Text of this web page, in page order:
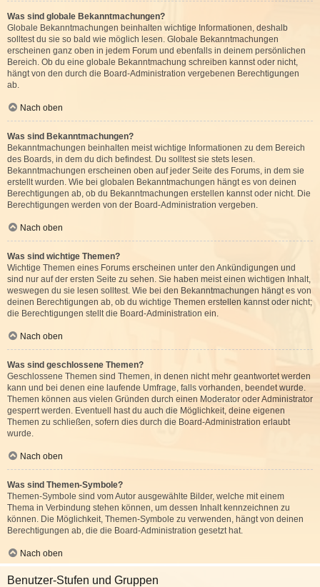
Was sind globale Bekanntmachungen?
Globale Bekanntmachungen beinhalten wichtige Informationen, deshalb
solltest du sie so bald wie möglich lesen. Globale Bekanntmachungen
erscheinen ganz oben in jedem Forum und ebenfalls in deinem persönlichen
Bereich. Ob du eine globale Bekanntmachung schreiben kannst oder nicht,
hängt von den durch die Board-Administration vergebenen Berechtigungen
ab.
Nach oben
Was sind Bekanntmachungen?
Bekanntmachungen beinhalten meist wichtige Informationen zu dem Bereich
des Boards, in dem du dich befindest. Du solltest sie stets lesen.
Bekanntmachungen erscheinen oben auf jeder Seite des Forums, in dem sie
erstellt wurden. Wie bei globalen Bekanntmachungen hängt es von deinen
Berechtigungen ab, ob du Bekanntmachungen erstellen kannst oder nicht. Die
Berechtigungen werden von der Board-Administration vergeben.
Nach oben
Was sind wichtige Themen?
Wichtige Themen eines Forums erscheinen unter den Ankündigungen und
sind nur auf der ersten Seite zu sehen. Sie haben meist einen wichtigen Inhalt,
weswegen du sie lesen solltest. Wie bei den Bekanntmachungen hängt es von
deinen Berechtigungen ab, ob du wichtige Themen erstellen kannst oder nicht;
die Berechtigungen stellt die Board-Administration ein.
Nach oben
Was sind geschlossene Themen?
Geschlossene Themen sind Themen, in denen nicht mehr geantwortet werden
kann und bei denen eine laufende Umfrage, falls vorhanden, beendet wurde.
Themen können aus vielen Gründen durch einen Moderator oder Administrator
gesperrt werden. Eventuell hast du auch die Möglichkeit, deine eigenen
Themen zu schließen, sofern dies durch die Board-Administration erlaubt
wurde.
Nach oben
Was sind Themen-Symbole?
Themen-Symbole sind vom Autor ausgewählte Bilder, welche mit einem
Thema in Verbindung stehen können, um dessen Inhalt kennzeichnen zu
können. Die Möglichkeit, Themen-Symbole zu verwenden, hängt von deinen
Berechtigungen ab, die die Board-Administration gesetzt hat.
Nach oben
Benutzer-Stufen und Gruppen